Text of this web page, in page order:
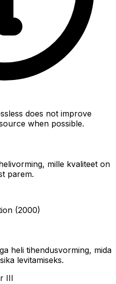
does not improve
when possible.
mille kvaliteet on
parem.
(2000)
heli tihendusvorming, mida
levitamiseks.
III